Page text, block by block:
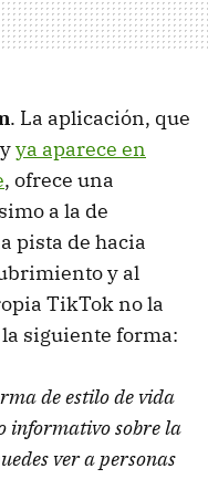
. La aplicación, que
ya aparece en
, ofrece una
a la de
pista de hacia
y al
TikTok no la
siguiente forma:
de estilo de vida
informativo sobre la
ver a personas